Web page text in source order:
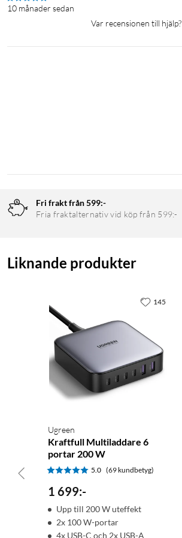
Quick charge PPS
Förgreningsdosa Förgreningskontakt
10 månader sedan
Var recensionen till hjälp?
Fri frakt från 599:-
Fria fraktalternativ vid köp från 599:-
Liknande produkter
Ugreen
Kraftfull Multiladdare 6
portar 200 W
5.0 (69 kundbetyg)
1 699:-
Upp till 200 W uteffekt
2x 100 W-portar
4x USB-C och 2x USB-A
145